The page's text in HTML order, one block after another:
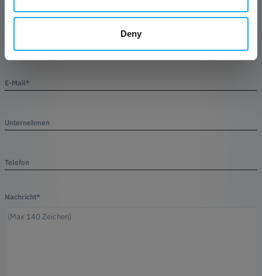
Deny
E-Mail*
Unternehmen
Telefon
Nachricht*